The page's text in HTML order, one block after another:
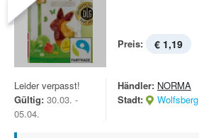
Preis: € 1,19
Leider verpasst!
Gültig: 30.03. -
05.04.
Händler: NORMA
Stadt:
Wolfsberg